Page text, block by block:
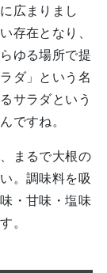
広まりまし
存在となり、
ゆる場所で提
ダ」という名
サラダという
ですね。
まるで大根の
。調味料を吸
・甘味・塩味
。